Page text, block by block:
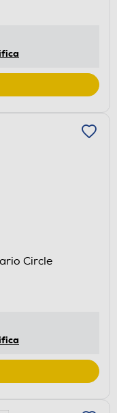
Circle